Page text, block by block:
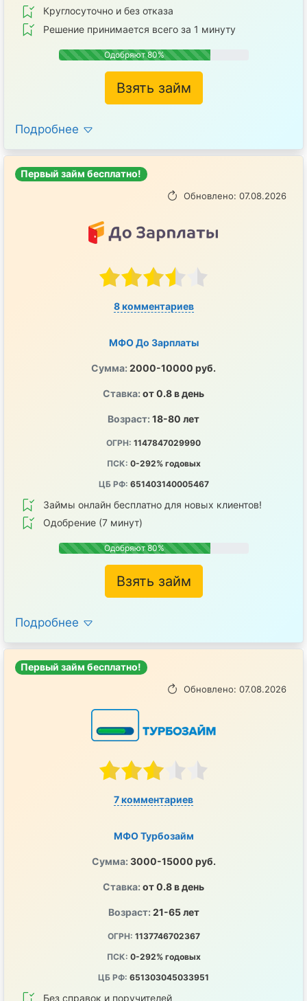
Круглосуточно и без отказа
Решение принимается всего за 1 минуту
Одобряют 80%
Взять займ
Подробнее
Первый займ бесплатно!
Обновлено: 07.08.2026
8 комментариев
МФО До Зарплаты
Сумма: 2000-10000 руб.
Ставка: от 0.8 в день
Возраст: 18-80 лет
ОГРН: 1147847029990
ПСК: 0-292% годовых
ЦБ РФ: 651403140005467
Займы онлайн бесплатно для новых клиентов!
Одобрение (7 минут)
Одобряют 80%
Взять займ
Подробнее
Первый займ бесплатно!
Обновлено: 07.08.2026
7 комментариев
МФО Турбозайм
Сумма: 3000-15000 руб.
Ставка: от 0.8 в день
Возраст: 21-65 лет
ОГРН: 1137746702367
ПСК: 0-292% годовых
ЦБ РФ: 651303045033951
Без справок и поручителей